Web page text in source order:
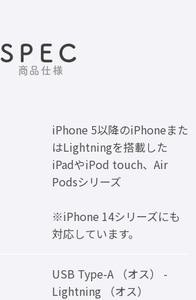
SPEC
商品仕様
iPhone 5以降のiPhoneまた
はLightningを搭載した
iPadやiPod touch、Air
Podsシリーズ
※iPhone 14シリーズにも
対応しています。
USB Type-A （オス） -
Lightning （オス）